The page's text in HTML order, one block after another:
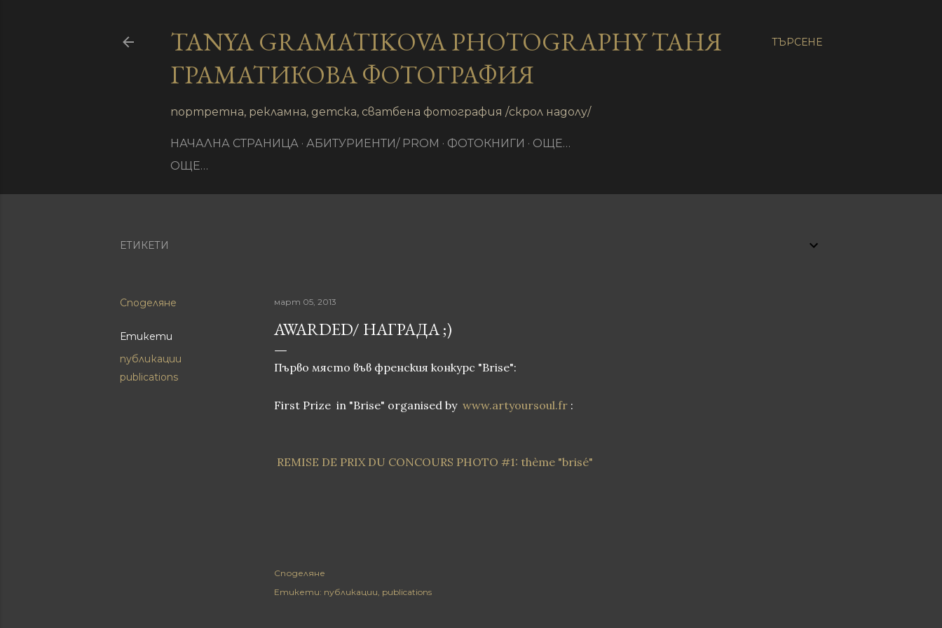
ТЪРСЕНЕ
TANYA GRAMATIKOVA PHOTOGRAPHY ТАНЯ
ГРАМАТИКОВА ФОТОГРАФИЯ
портретна, рекламна, детска, сватбена фотография /скрол надолу/
НАЧАЛНА СТРАНИЦА АБИТУРИЕНТИ/ PROM ФОТОКНИГИ
ОЩЕ…
ОЩЕ…
ЕТИКЕТИ
Споделяне
Етикети
публикации
publications
март 05, 2013
AWARDED/ НАГРАДА ;)
Първо място във френския конкурс "Brise":
First Prize in "Brise" organised by www.artyoursoul.fr :
REMISE DE PRIX DU CONCOURS PHOTO #1: thème "brisé"
Споделяне
Етикети: публикации publications